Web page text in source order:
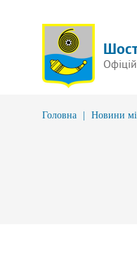
Головна Новини